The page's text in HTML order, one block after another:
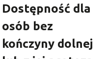
Dostępność dla
osób bez
kończyny dolnej